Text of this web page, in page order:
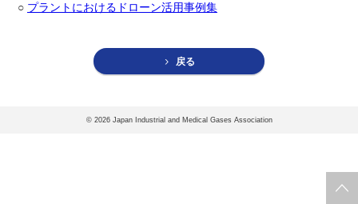
会報誌・本部活動報告
○ プラントにおけるドローン活用事例集
戻る
© 2026 Japan Industrial and Medical Gases Association